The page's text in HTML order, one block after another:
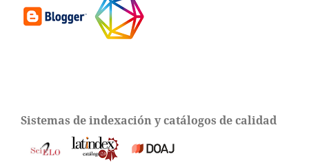
Sistemas de indexación y catálogos de calidad